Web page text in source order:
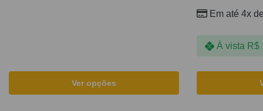
Ver opções
Em até 4x
À vista R$